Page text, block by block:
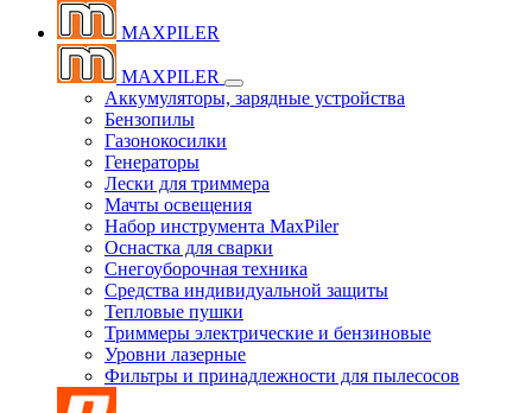
MAXPILER
MAXPILER
Аккумуляторы, зарядные устройства
Бензопилы
Газонокосилки
Генераторы
Лески для триммера
Мачты освещения
Набор инструмента MaxPiler
Оснастка для сварки
Снегоуборочная техника
Средства индивидуальной защиты
Тепловые пушки
Триммеры электрические и бензиновые
Уровни лазерные
Фильтры и принадлежности для пылесосов